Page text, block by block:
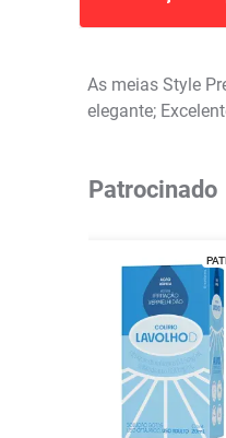
As meias Style
elegante;
Patrocinado